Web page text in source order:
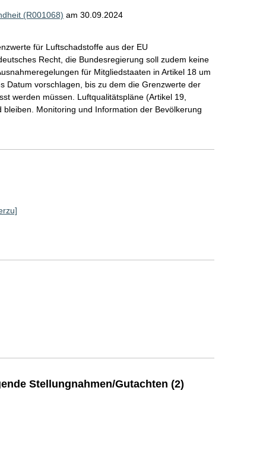
(R001068) am 30.09.2024
für Luftschadstoffe aus der EU
Recht, die Bundesregierung soll zudem keine
für Mitgliedstaaten in Artikel 18 um
Datum vorschlagen, bis zu dem die Grenzwerte der
werden müssen. Luftqualitätspläne (Artikel 19,
Monitoring und Information der Bevölkerung
Stellungnahmen/Gutachten (2)